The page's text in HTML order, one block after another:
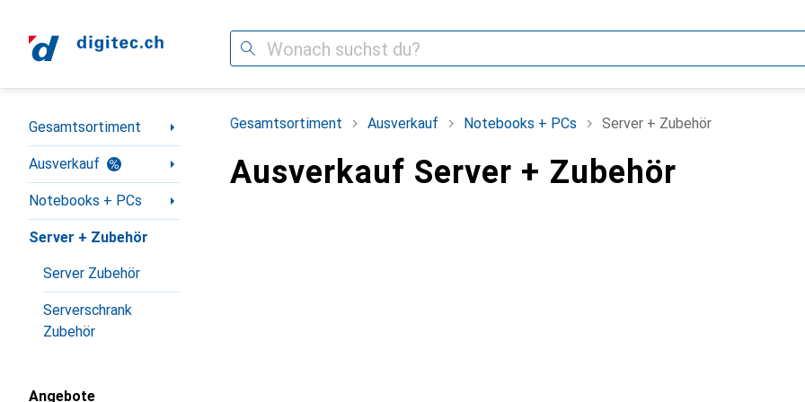
Suche
Navigation nach Kategorien
Gesamtsortiment
Ausverkauf
Notebooks + PCs
Server + Zubehör
Server Zubehör
Serverschrank
Zubehör
Angebote
Gesamtsortiment Ausverkauf Notebooks + PCs Server + Zubehör
Ausverkauf Server + Zubehör